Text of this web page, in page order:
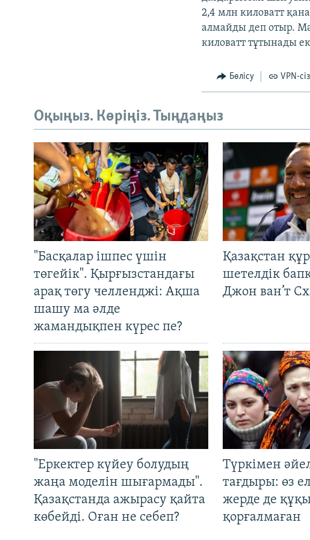
2,4 млн киловатт қана
алмайды деп отыр.
киловатт тұтынады
Бөлісу VPN-
Оқыңыз. Көріңіз. Тыңдаңыз
"Басқалар ішпес үшін
төгейік". Қырғызстандағы
арақ төгу челленджі: Ақша
шашу ма әлде
жамандықпен күрес пе?
Қазақстан
шетелдік
Джон ван’т
"Еркектер күйеу болудың
жаңа моделін шығармады".
Қазақстанда ажырасу қайта
көбейді. Оған не себеп?
Түркімен
тағдыры: өз
жерде де
қорғалмаған